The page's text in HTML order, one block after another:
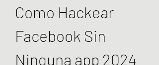
Como Hackear
Facebook Sin
Ninguna app 2024